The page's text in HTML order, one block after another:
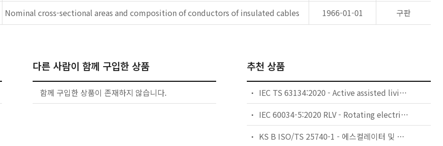
Nominal cross-sectional areas and composition of conductors of insulated cables 1966-01-01 구판
다른 사람이 함께 구입한 상품
함께 구입한 상품이 존재하지 않습니다.
추천 상품
IEC TS 63134:2020 - Active assisted living (AAL) use cases
IEC 60034-5:2020 RLV - Rotating electrical machines - Part 5: Degrees of protection provided by the integral design of rotating electrical machines (IP code) - Classification
KS B ISO/TS 25740-1 - 에스컬레이터 및 무빙워크에 대한 안전요건 — 제1부: 세계공통 필수 안전요건(GESRs)